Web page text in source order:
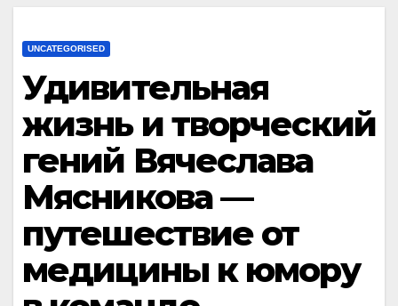
UNCATEGORISED
Удивительная
жизнь и творческий
гений Вячеслава
Мясникова —
путешествие от
медицины к юмору